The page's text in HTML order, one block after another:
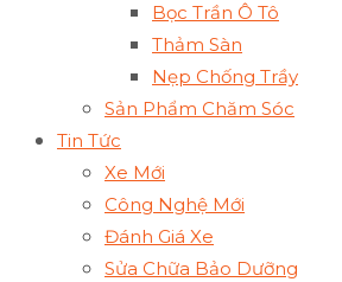
Bọc Trần Ô Tô
Thảm Sàn
Nẹp Chống Trầy
Sản Phẩm Chăm Sóc
Tin Tức
Xe Mới
Công Nghệ Mới
Đánh Giá Xe
Sửa Chữa Bảo Dưỡng